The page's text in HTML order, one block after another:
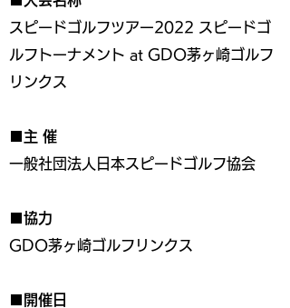
スピードゴルフツアー2022 スピードゴ
ルフトーナメント at GDO茅ヶ崎ゴルフ
リンクス
■主 催
一般社団法人日本スピードゴルフ協会
■協力
GDO茅ヶ崎ゴルフリンクス
■開催日